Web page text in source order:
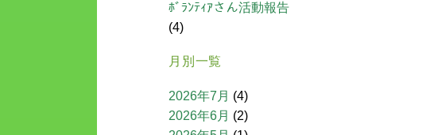
ﾎﾞﾗﾝﾃｨｱさん活動報告
(4)
月別一覧
2026年7月 (4)
2026年6月 (2)